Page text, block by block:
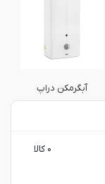
آبگرمکن دراپ
۰ کالا